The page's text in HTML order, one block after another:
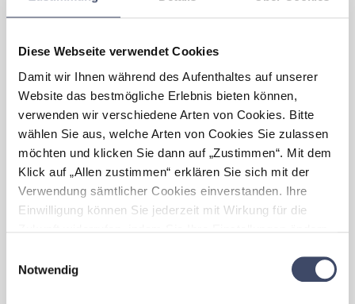
Diese Webseite verwendet Cookies
Damit wir Ihnen während des Aufenthaltes auf unserer
Website das bestmögliche Erlebnis bieten können,
verwenden wir verschiedene Arten von Cookies. Bitte
wählen Sie aus, welche Arten von Cookies Sie zulassen
möchten und klicken Sie dann auf „Zustimmen“. Mit dem
Klick auf „Allen zustimmen“ erklären Sie sich mit der
Verwendung sämtlicher Cookies einverstanden. Ihre
Einwilligung können Sie jederzeit mit Wirkung für die
https://www.unternehmen-fuer-familien.at/cookie-
Notwendig
- Eine Spielgruppe wurde im Zuge der
Sanierung "Haus des Kindes" für Kinder
bestehende Spielgruppe in eine
Kinderbetreuungseinrichtung umgewandelt.
- Die Stillberatung/Elternberatung hat einen
Welche Maßnahmen wurden
gesetzt, dieIhre Gemeinde
„familienfreundlich” gemacht
haben?
Rampenheizung) kann im Winter der Zugang
zum Kirchplatz sicherer gestaltet werden. -